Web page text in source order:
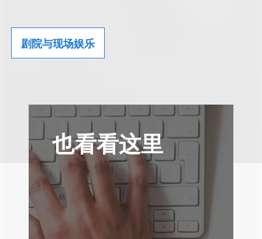
剧院与现场娱乐
也看看这里